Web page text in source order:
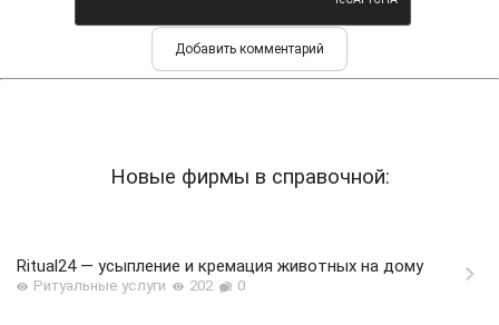
Новые фирмы в справочной:
Ritual24 — усыпление и кремация животных на дому
Ритуальные услуги 202 0